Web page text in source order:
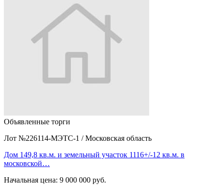
Объявленные торги
Лот №226114-МЭТС-1 / Московская область
Дом 149,8 кв.м. и земельный участок 1116+/-12 кв.м. в
московской…
Начальная цена: 9 000 000 руб.